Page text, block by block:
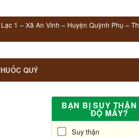
1 – Xã An Vinh – Huyện Quỳnh Phụ –
QUÝ
BẠN BỊ SUY THẬN
ĐỘ MẤY?
Suy thận